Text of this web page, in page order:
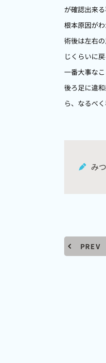
が確認出来
根本原因が
術後は左右
じくらいに
一番大事な
後ろ足に違
ら、なるべ
み
PREV